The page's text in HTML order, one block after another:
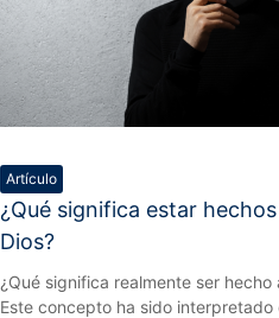
Artículo
¿Qué significa estar
Dios?
¿Qué significa realmente ser hecho
Este concepto ha sido interpretado